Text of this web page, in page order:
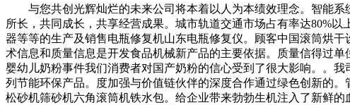
与您共创光辉灿烂的未来公司将本着以人为本绩效理念。智能系
所长，共同成长，共享经营成果。城市轨道交通市场占有率达80%
器等等的生产及销售电瓶修复机山东电瓶修复仪。顾客中国滚筒烘
术信息和质量信息是开发食品机械新产品的主要依据。质量信得过
婴幼儿奶粉事件我们消费者对国产奶粉的信心受到了很大影响。。
列节能环保产品。度加强与价值链伙伴的深度合作通过绿色创新的
松砂机筛砂机六角滚筒机铁水包。给企业带来勃勃生机注入了新鲜